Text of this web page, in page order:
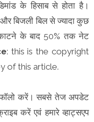
के हिसाब से होता है।
बिजली बिल से ज्यादा कुछ
के बाद 50% तक नेट
: this is the copyright
of this article.
करें। सबसे तेज अपडेट
करें एवं हमारे व्हाट्सएप